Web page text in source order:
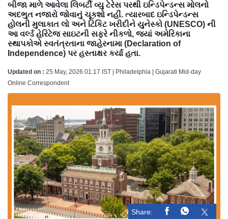
બીજા માળે આવેલા લિબર્ટી વ્યુ ટેરેસ પરથી ઇન્ડિપેન્ડન્સ મોલનો
અદભુત નજારો જોવાનું ચૂકશો નહીં. ત્યારબાદ ઇન્ડિપેન્ડન્સ
હોલની મુલાકાત લો અને ટિકિટ ખરીદીને યુનેસ્કો (UNESCO) ની
આ વર્લ્ડ હેરિટેજ સાઇટની સફરે નીકળો, જ્યાં અમેરિકાના
સ્થાપકોએ સ્વતંત્રતાના જાહેરનામા (Declaration of
Independence) પર હસ્તાક્ષર કર્યા હતા.
Updated on : 25 May, 2026 01:17 IST | Philadelphia | Gujarati Mid-day
Online Correspondent
Share: